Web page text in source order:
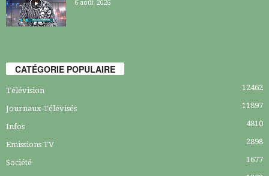
6 août 2026
CATÉGORIE POPULAIRE
Télévision 12462
Journaux Télévisés 11897
Infos 4810
Emissions TV 2898
Société
1677